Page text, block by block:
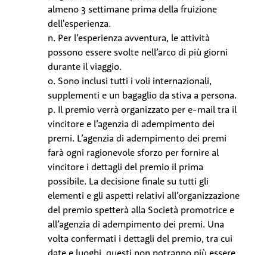
almeno 3 settimane prima della fruizione
dell'esperienza.
n. Per l’esperienza avventura, le attività
possono essere svolte nell’arco di più giorni
durante il viaggio.
o. Sono inclusi tutti i voli internazionali,
supplementi e un bagaglio da stiva a persona.
p. Il premio verrà organizzato per e-mail tra il
vincitore e l’agenzia di adempimento dei
premi. L’agenzia di adempimento dei premi
farà ogni ragionevole sforzo per fornire al
vincitore i dettagli del premio il prima
possibile. La decisione finale su tutti gli
elementi e gli aspetti relativi all’organizzazione
del premio spetterà alla Società promotrice e
all’agenzia di adempimento dei premi. Una
volta confermati i dettagli del premio, tra cui
date e luoghi, questi non potranno più essere